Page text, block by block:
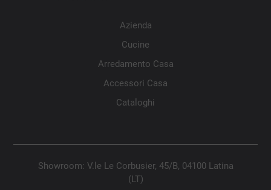
Azienda
Cucine
Arredamento Casa
Accessori Casa
Cataloghi
Showroom: V.le Le Corbusier, 45/B, 04100 Latina
(LT)